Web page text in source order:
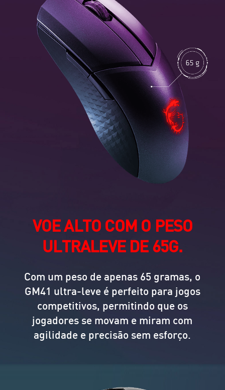
VOE ALTO COM O PESO
ULTRALEVE DE 65G.
Com um peso de apenas 65 gramas, o
GM41 ultra-leve é perfeito para jogos
competitivos, permitindo que os
jogadores se movam e miram com
agilidade e precisão sem esforço.